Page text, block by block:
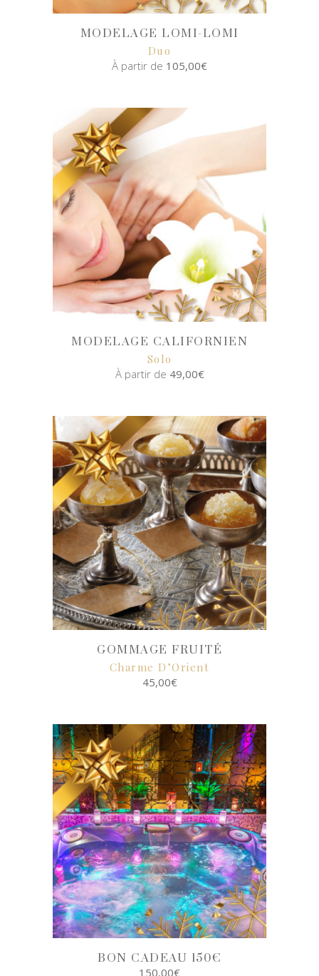
MODELAGE LOMI-LOMI
Duo
À partir de 105,00€
SELECT
OPTIONS
MODELAGE CALIFORNIEN
Solo
À partir de 49,00€
SELECT
OPTIONS
GOMMAGE FRUITÉ
Charme D’Orient
45,00€
SELECT
OPTIONS
BON CADEAU 150€
150,00€